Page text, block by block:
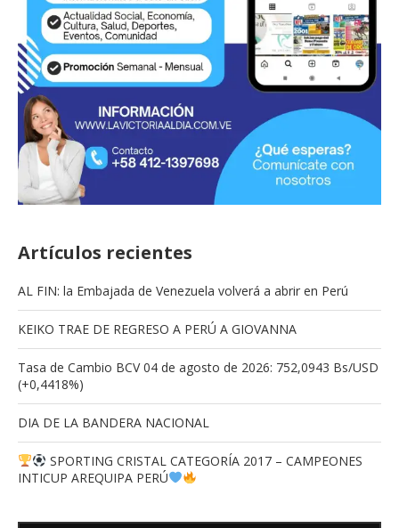
Artículos recientes
AL FIN: la Embajada de Venezuela volverá a abrir en Perú
KEIKO TRAE DE REGRESO A PERÚ A GIOVANNA
Tasa de Cambio BCV 04 de agosto de 2026: 752,0943 Bs/USD
(+0,4418%)
DIA DE LA BANDERA NACIONAL
SPORTING CRISTAL CATEGORÍA 2017 – CAMPEONES
INTICUP AREQUIPA PERÚ